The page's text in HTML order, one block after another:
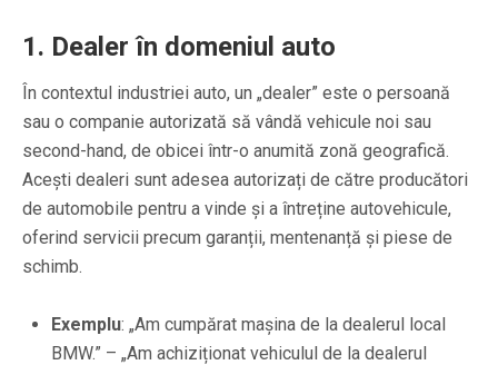
1. Dealer în domeniul auto
În contextul industriei auto, un „dealer” este o persoană
sau o companie autorizată să vândă vehicule noi sau
second-hand, de obicei într-o anumită zonă geografică.
Acești dealeri sunt adesea autorizați de către producători
de automobile pentru a vinde și a întreține autovehicule,
oferind servicii precum garanții, mentenanță și piese de
schimb.
Exemplu: „Am cumpărat mașina de la dealerul local
BMW.” – „Am achiziționat vehiculul de la dealerul